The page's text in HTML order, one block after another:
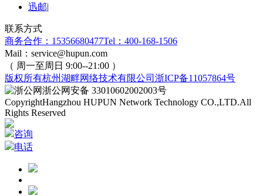
迅邮|
联系方式
商务合作：15356680477Tel：400-168-1506
Mail：service@hupun.com
（ 周一至周日 9:00--21:00 ）
版权所有杭州湖畔网络技术有限公司 浙ICP备11057864号
浙公网安备 33010602002003号
CopyrightHangzhou HUPUN Network Technology CO.,LTD.All
Rights Reserved
咨询
电话